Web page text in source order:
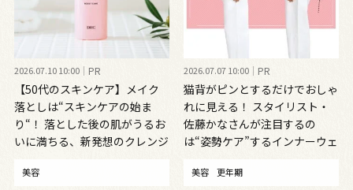
2026.07.10 10:00 PR
【50代のスキンケア】メイク
落としは“スキンケアの始ま
り“！ 落とした後の肌がうるお
いに満ちる、新発想のクレンジ
美容
2026.07.07 10:00 PR
猫背がピンとするだけでおしゃ
れに見える！ スタイリスト・
佐藤かなさんが注目するの
は“姿勢ケア”するインナーウェ
美容 更年期